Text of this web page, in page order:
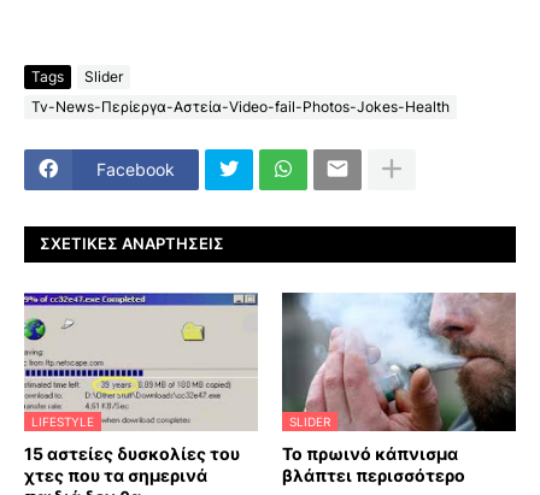
Tags
Slider
Tv-News-Περίεργα-Αστεία-Video-fail-Photos-Jokes-Health
Facebook
ΣΧΕΤΙΚΈΣ ΑΝΑΡΤΉΣΕΙΣ
LIFESTYLE
15 αστείες δυσκολίες του
χτες που τα σημερινά
SLIDER
Το πρωινό κάπνισμα
βλάπτει περισσότερο